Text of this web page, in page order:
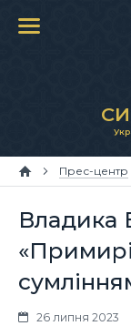
Прес-центр
Владика
26 липня 2023